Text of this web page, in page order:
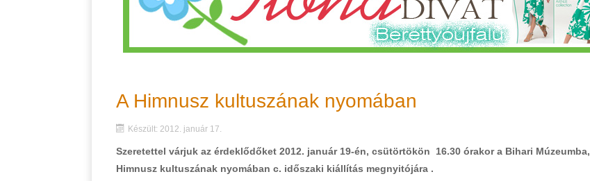
A Himnusz kultuszának nyomában
Készült: 2012. január 17.
Szeretettel várjuk az érdeklődőket 2012. január 19-én, csütörtökön 16.30 órakor a Bihari
Himnusz kultuszának nyomában c. időszaki kiállítás megnyitójára .